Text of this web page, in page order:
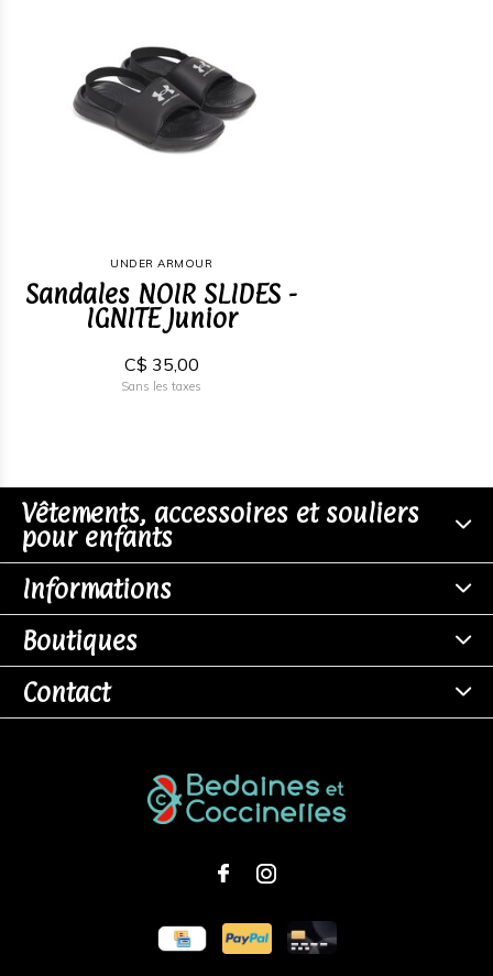
UNDER ARMOUR
Sandales NOIR SLIDES -
IGNITE Junior
C$ 35,00
Sans les taxes
Vêtements, accessoires et souliers
pour enfants
Informations
Boutiques
Contact